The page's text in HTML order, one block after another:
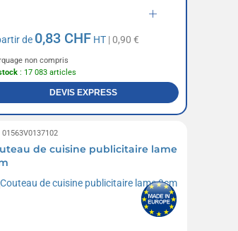
de 0,83 CHF HT | 0,90 €
non compris
: 17 083 articles
DEVIS EXPRESS
01563V0137102
de cuisine publicitaire lame